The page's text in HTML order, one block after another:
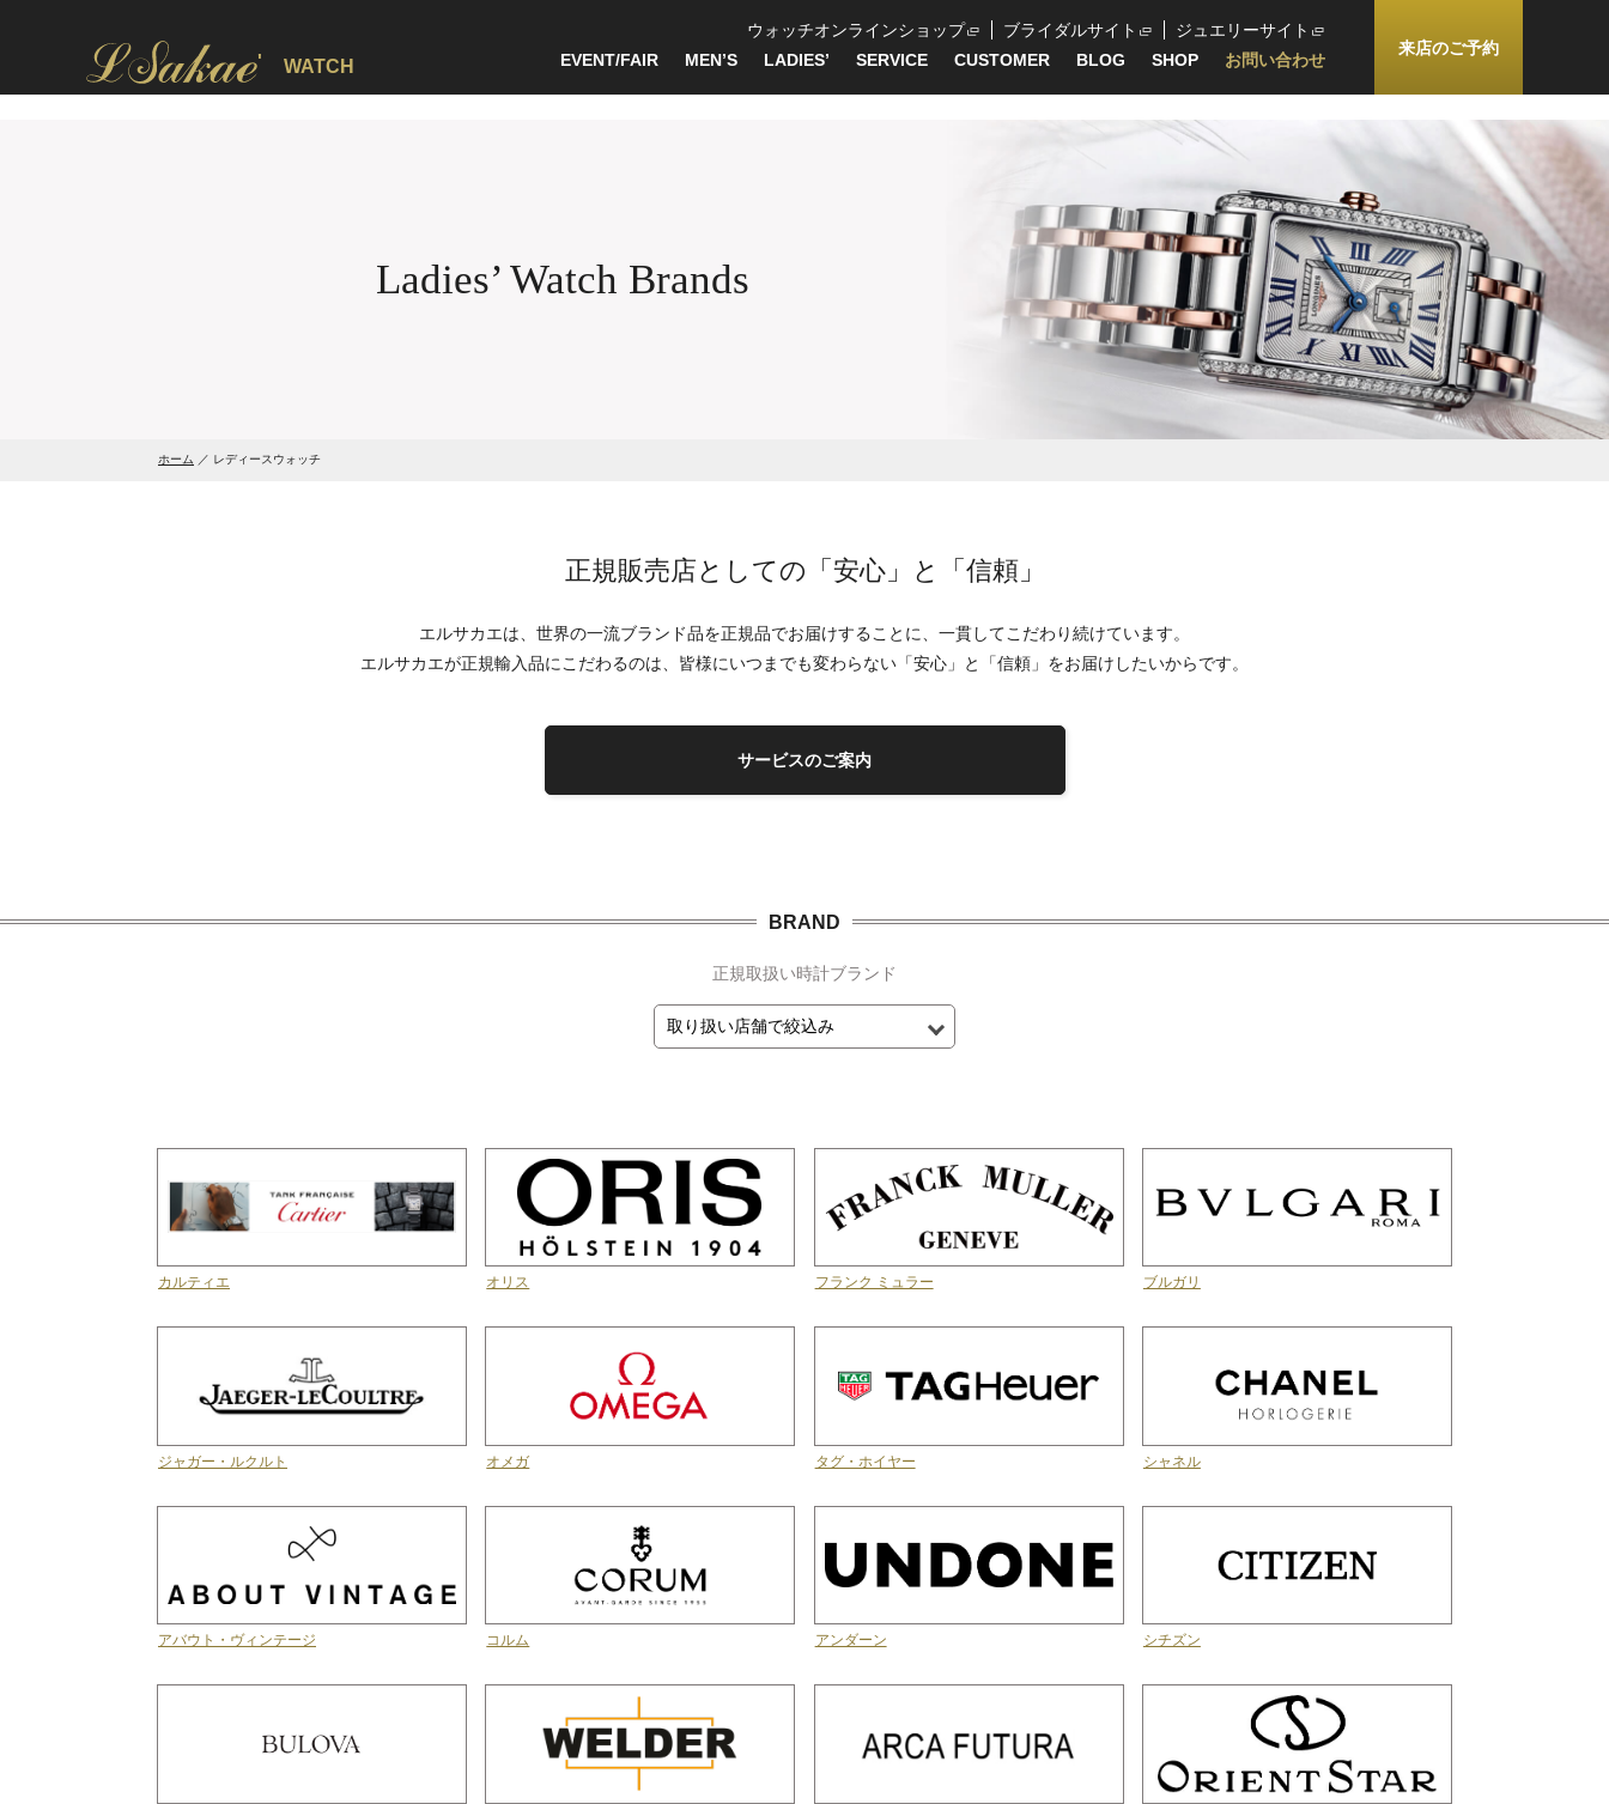
' WATCH
ウォッチオンラインショップ ブライダルサイト
ジュエリーサイト
EVENT/FAIR
MEN’S LADIES’ SERVICE CUSTOMER BLOG SHOP お問い合わせ
来店のご予約
Ladies’ Watch Brands
ホーム レディースウォッチ
正規販売店としての「安心」と「信頼」
エルサカエは、世界の一流ブランド品を正規品でお届けすることに、一貫してこだわり続けています。
エルサカエが正規輸入品にこだわるのは、皆様にいつまでも変わらない「安心」と「信頼」をお届けしたいからです。
サービスのご案内
BRAND
正規取扱い時計ブランド
カルティエ オリス フランク ミュラー ブルガリ
ジャガー・ルクルト オメガ タグ・ホイヤー シャネル
アバウト・ヴィンテージ コルム アンダーン シチズン